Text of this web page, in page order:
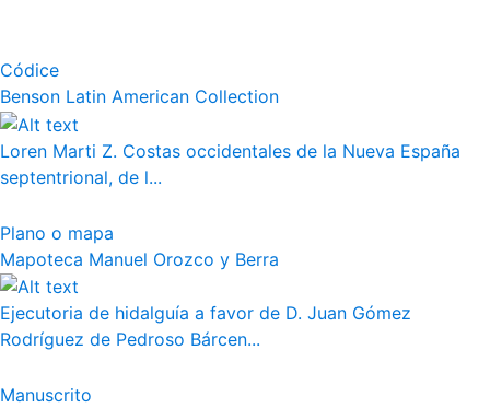
Códice
Benson Latin American Collection
Loren Marti Z. Costas occidentales de la Nueva España
septentrional, de l...
Plano o mapa
Mapoteca Manuel Orozco y Berra
Ejecutoria de hidalguía a favor de D. Juan Gómez
Rodríguez de Pedroso Bárcen...
Manuscrito